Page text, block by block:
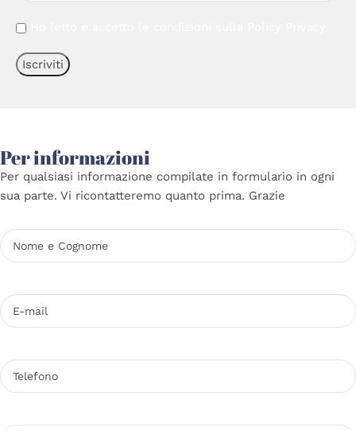
Per informazioni
Per qualsiasi informazione compilate in formulario in ogni
sua parte. Vi ricontatteremo quanto prima. Grazie